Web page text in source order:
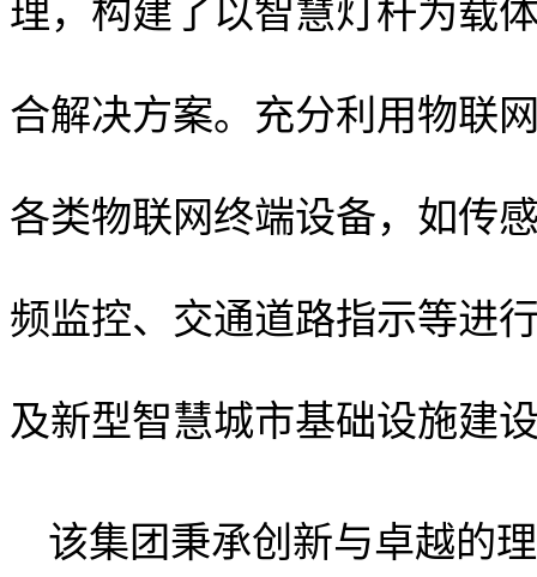
理，构建了以智慧灯杆为载
合解决方案。充分利用物联
各类物联网终端设备，如传
频监控、交通道路指示等进
及新型智慧城市基础设施建
该集团秉承创新与卓越的